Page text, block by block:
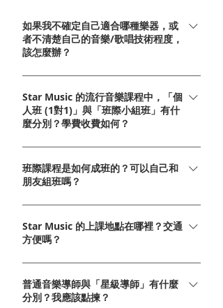
如果我不確定自己適合哪種樂器，或
者不清楚自己的音樂/歌唱技術程度，
該怎麼辦？
WhatsApp 專線 97909353 聯絡我們的專業課程
顧問諮詢。我們可以為你分析興趣，並為你安排
一堂無壓力的「新人試堂體驗」，由業界導師面
對面幫你評估最適合的學習方向與程度。
Star Music 的流行音樂課程中，「個
人班 (1對1)」與「班際小組班」有什
麼分別？學費收費如何？
班：主打個人化度身訂造進度，上課時間極具彈
性，學員可以逐堂與導師夾期，最適合返工輪
班、收工時間不穩定或想短期內突破瓶頸的學
員。 班際小組班：小班教學互動性高，整體學費
收費較便宜，CP值極高，非常適合預算有限或喜
表。
班際課程是如何成班的？可以自己和
朋友組班嗎？
上即可成班！學員可以選擇與同學、朋友或家人
「自組班別」，享受專屬的練習時光；如果你只
有一個人報名也不用擔心，Star Music 的團隊會
全力幫忙進行「學員程度配對」，幫你尋找年
齡、程度相若的同學一起上堂，讓你輕鬆展開音
Star Music 的上課地點在哪裡？交通
方便嗎？
有多間鄰近港鐵站的分校，方便成人及兒童學員
下班或放學後學樂器。分校地點包括：旺角好景
普通音樂導師與「星級導師」有什麼
分別？我應該點揀？